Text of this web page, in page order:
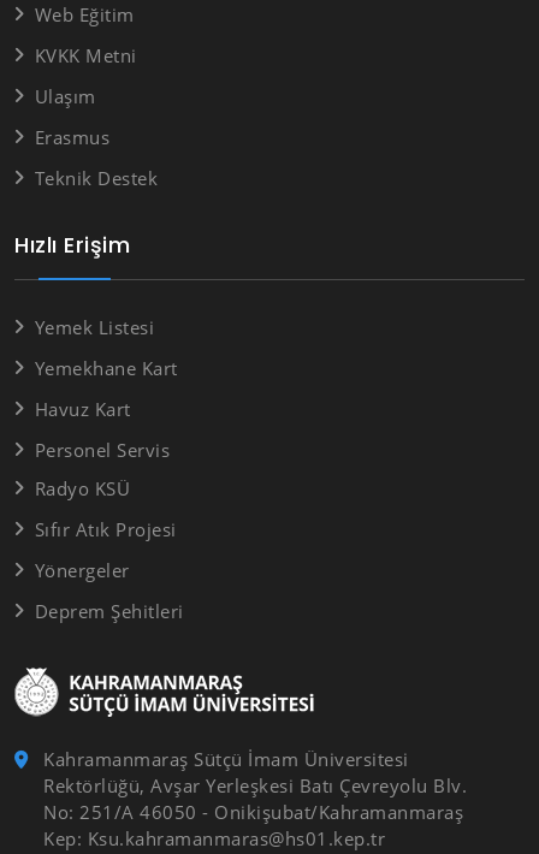
Kahramanmaraş Sütçü İmam Üniversitesi
Rektörlüğü, Avşar Yerleşkesi Batı Çevreyolu Blv.
No: 251/A 46050 - Onikişubat/Kahramanmaraş
Kep: Ksu.kahramanmaras@hs01.kep.tr
Hızlı Erişim
Yemek Listesi
Yemekhane Kart
Havuz Kart
Personel Servis
Radyo KSÜ
Sıfır Atık Projesi
Yönergeler
Deprem Şehitleri
Web Eğitim
KVKK Metni
Ulaşım
Erasmus
Teknik Destek